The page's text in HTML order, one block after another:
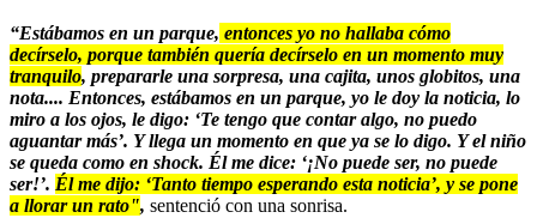
“Estábamos en un parque, entonces yo no hallaba cómo
decírselo, porque también quería decírselo en un momento muy
tranquilo, prepararle una sorpresa, una cajita, unos globitos, una
nota.... Entonces, estábamos en un parque, yo le doy la noticia, lo
miro a los ojos, le digo: ‘Te tengo que contar algo, no puedo
aguantar más’. Y llega un momento en que ya se lo digo. Y el niño
se queda como en shock. Él me dice: ‘¡No puede ser, no puede
ser!’. Él me dijo: ‘Tanto tiempo esperando esta noticia’, y se pone
a llorar un rato", sentenció con una sonrisa.